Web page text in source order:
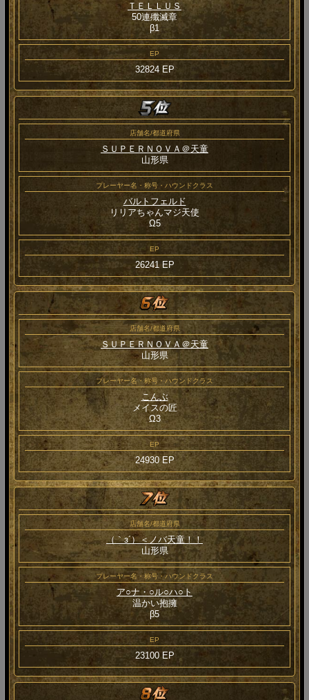
ＴＥＬＬＵＳ
50連殲滅章
β1
EP
32824 EP
店舗名/都道府県
ＳＵＰＥＲＮＯＶＡ＠天童
山形県
プレーヤー名・称号・ハウンドクラス
バルトフェルド
リリアちゃんマジ天使
Ω5
EP
26241 EP
店舗名/都道府県
ＳＵＰＥＲＮＯＶＡ＠天童
山形県
プレーヤー名・称号・ハウンドクラス
こんぶ
メイスの匠
Ω3
EP
24930 EP
店舗名/都道府県
（｀з´）＜ノバ天童！！
山形県
プレーヤー名・称号・ハウンドクラス
ア○ナ・○ル○ハ○ト
温かい抱擁
β5
EP
23100 EP